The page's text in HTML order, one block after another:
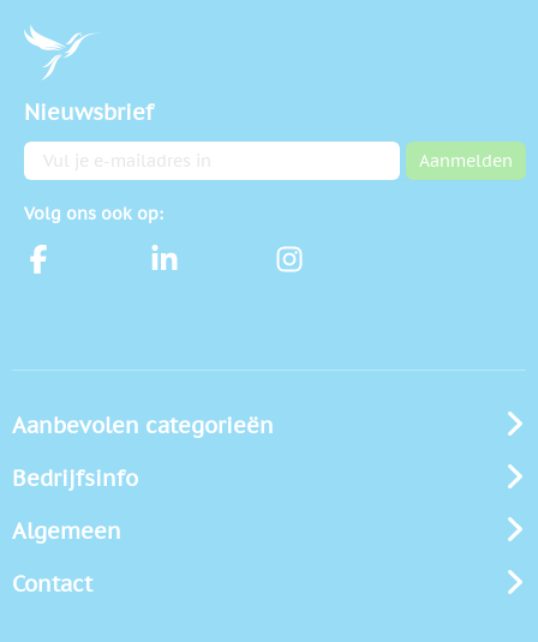
Nieuwsbrief
E-mailadres Aanmelden
Volg ons ook op:
Aanbevolen categorieën
Bedrijfsinfo
Algemeen
Contact